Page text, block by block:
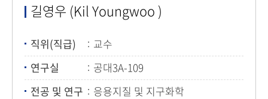
길영우 (Kil Youngwoo )
직위(직급)
교수
연구실
공대3A-109
전공 및 연구
응용지질 및 지구화학